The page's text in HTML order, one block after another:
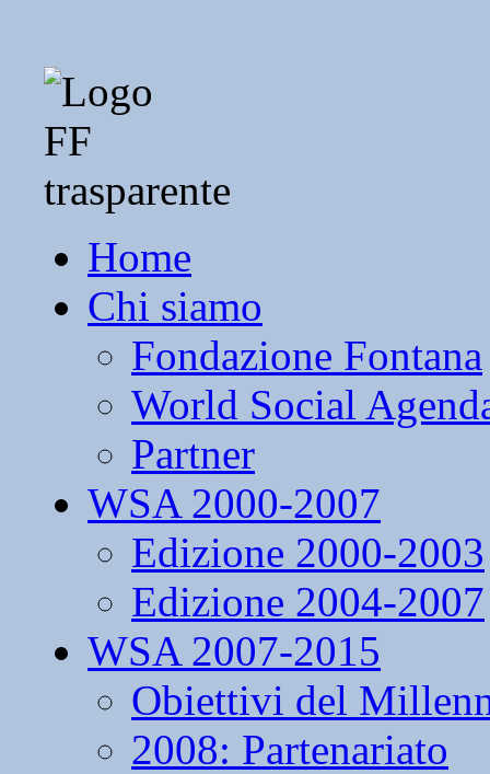
Home
Chi siamo
Fondazione Fontana
World Social
Partner
WSA 2000-2007
Edizione 2000-2003
Edizione 2004-2007
WSA 2007-2015
Obiettivi del
2008: Partenariato